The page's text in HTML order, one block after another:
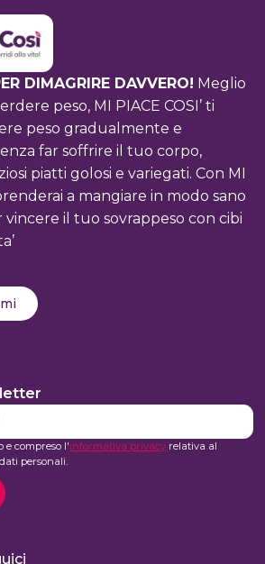
DIMAGRIRE DAVVERO! Meglio
peso, MI PIACE COSI’ ti
peso gradualmente e
far soffrire il tuo corpo,
piatti golosi e variegati. Con MI
a mangiare in modo sano
il tuo sovrappeso con cibi
e compreso l'informativa privacy relativa al
personali.